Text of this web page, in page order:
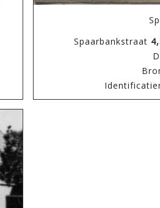
Spaarbankstraat